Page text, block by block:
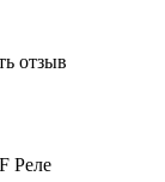
отзыв
Реле